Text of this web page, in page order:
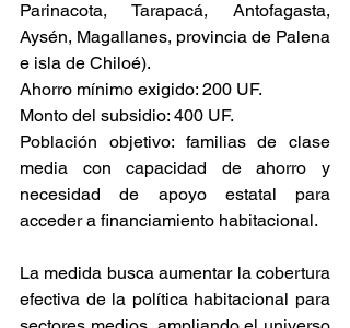
Parinacota, Tarapacá, Antofagasta,
Aysén, Magallanes, provincia de Palena
e isla de Chiloé).
Ahorro mínimo exigido: 200 UF.
Monto del subsidio: 400 UF.
Población objetivo: familias de clase
media con capacidad de ahorro y
necesidad de apoyo estatal para
acceder a financiamiento habitacional.
La medida busca aumentar la cobertura
efectiva de la política habitacional para